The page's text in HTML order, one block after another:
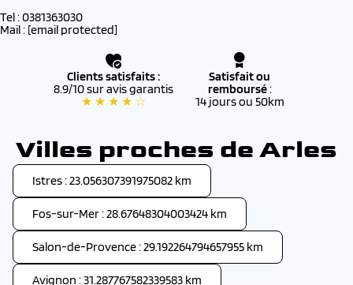
Tel : 0381363030
Mail : [email protected]
Clients satisfaits :
8.9/10 sur avis garantis
★ ★ ★ ★ ☆
Satisfait ou
remboursé:
14 jours ou 50km
Villes proches de Arles
Istres : 23.056307391975082 km
Fos-sur-Mer : 28.67648304003424 km
Salon-de-Provence : 29.192264794657955 km
Avignon : 31.287767582339583 km